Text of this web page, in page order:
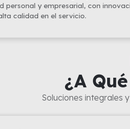
personal y empresarial, con
calidad en el servicio.
¿A
Soluciones integrales